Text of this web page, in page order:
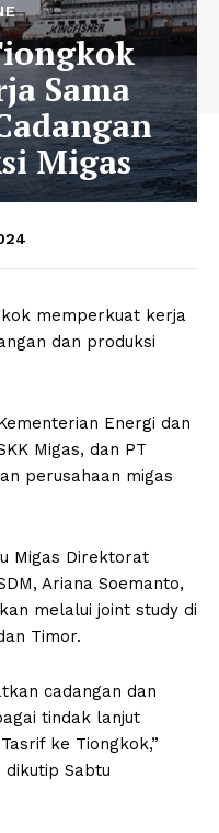
Sama
Migas
memperkuat kerja
dan produksi
Energi dan
Migas, dan PT
perusahaan migas
Migas Direktorat
Ariana Soemanto,
melalui joint study di
Timor.
cadangan dan
tindak lanjut
ke Tiongkok,”
Sabtu